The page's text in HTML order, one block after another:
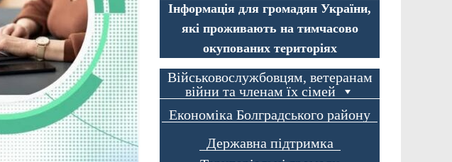
Інформація для громадян України,
які проживають на тимчасово
окупованих територіях
Військовослужбовцям, ветеранам
війни та членам їх сімей
Економіка Болградського району
Державна підтримка